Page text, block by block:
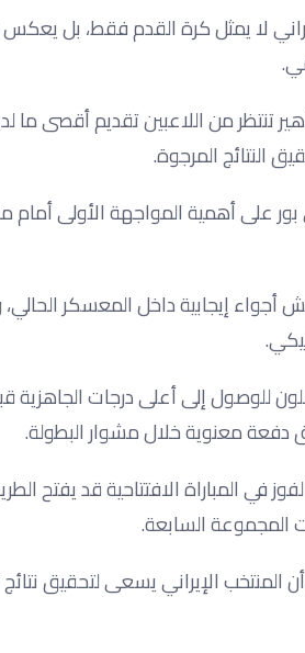
لا يمثل كرة القدم فقط، بل
تنتظر من اللاعبين تقديم أقصى
النتائج المرجوة.
على أهمية المواجهة الأولى أمام
أجواء إيجابية داخل المعسكر
للوصول إلى أعلى درجات
دفعة معنوية خلال مشوار البطولة.
في المباراة الافتتاحية قد يفتح
السابعة.
أن المنتخب الإيراني يسعى لتحقيق